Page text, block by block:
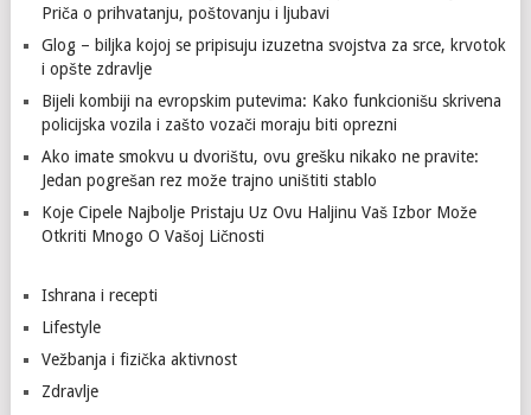
Priča o prihvatanju, poštovanju i ljubavi
Glog – biljka kojoj se pripisuju izuzetna svojstva za srce, krvotok
i opšte zdravlje
Bijeli kombiji na evropskim putevima: Kako funkcionišu skrivena
policijska vozila i zašto vozači moraju biti oprezni
Ako imate smokvu u dvorištu, ovu grešku nikako ne pravite:
Jedan pogrešan rez može trajno uništiti stablo
Koje Cipele Najbolje Pristaju Uz Ovu Haljinu Vaš Izbor Može
Otkriti Mnogo O Vašoj Ličnosti
Ishrana i recepti
Lifestyle
Vežbanja i fizička aktivnost
Zdravlje